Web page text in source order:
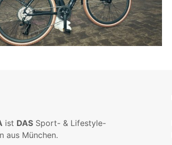
ist DAS Sport- & Lifestyle-
aus München.